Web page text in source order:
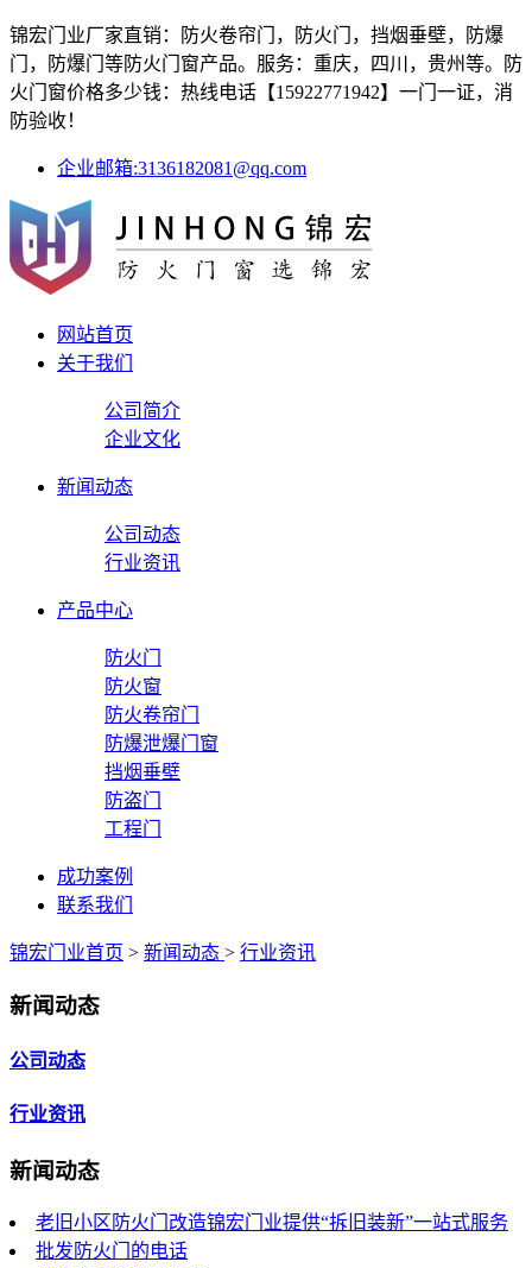
锦宏门业厂家直销：防火卷帘门，防火门，挡烟垂壁，防爆
门，防爆门等防火门窗产品。服务：重庆，四川，贵州等。防
火门窗价格多少钱：热线电话【15922771942】一门一证，消
防验收！
企业邮箱:3136182081@qq.com
网站首页
关于我们
公司简介
企业文化
新闻动态
公司动态
行业资讯
产品中心
防火门
防火窗
防火卷帘门
防爆泄爆门窗
挡烟垂壁
防盗门
工程门
成功案例
联系我们
锦宏门业首页 > 新闻动态 > 行业资讯
新闻动态
公司动态
行业资讯
新闻动态
老旧小区防火门改造锦宏门业提供“拆旧装新”一站式服务
批发防火门的电话